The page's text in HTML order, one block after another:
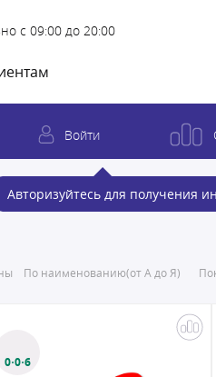
с 09:00 до 20:00
Войти
Авторизуйтесь для получения
По наименованию(от А до Я)
0·0·6